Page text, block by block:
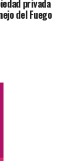
efectivos de
privada
del Fuego